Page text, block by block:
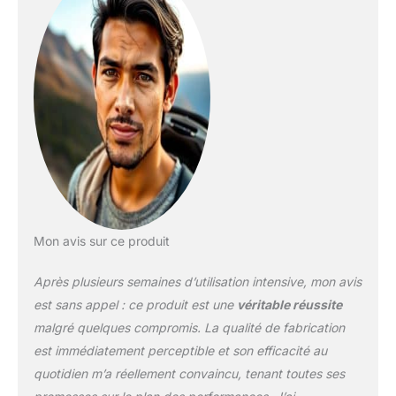
den weichen Flex & den
herausnehmbaren
Spoiler an der
Manschette bietet die Ski
-Schuhe angenehme
Flexibilität sowie den
nötigen Komfort.
CONSTRUCTION
PROLITE - Le design
stabilité aux points clés.
der Thermo-Skischuh-
Anpassung lassen sich
Schale & Innenschauh
individuell anpassen. Le
Mon avis sur ce produit
Après plusieurs semaines d’utilisation intensive, mon avis
est sans appel : ce produit est une véritable réussite
malgré quelques compromis. La qualité de fabrication
est immédiatement perceptible et son efficacité au
quotidien m’a réellement convaincu, tenant toutes ses